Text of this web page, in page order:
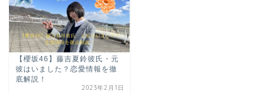
【櫻坂46】藤吉夏鈴彼氏・元
彼はいました？恋愛情報を徹
底解説！
2023年2月1日